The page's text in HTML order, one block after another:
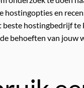
hostingopties en
beste hostingbedrijf te
behoeften van jouw